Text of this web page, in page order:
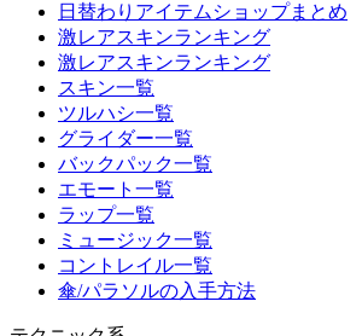
日替わりアイテムショップまとめ
激レアスキンランキング
激レアスキンランキング
スキン一覧
ツルハシ一覧
グライダー一覧
バックパック一覧
エモート一覧
ラップ一覧
ミュージック一覧
コントレイル一覧
傘/パラソルの入手方法